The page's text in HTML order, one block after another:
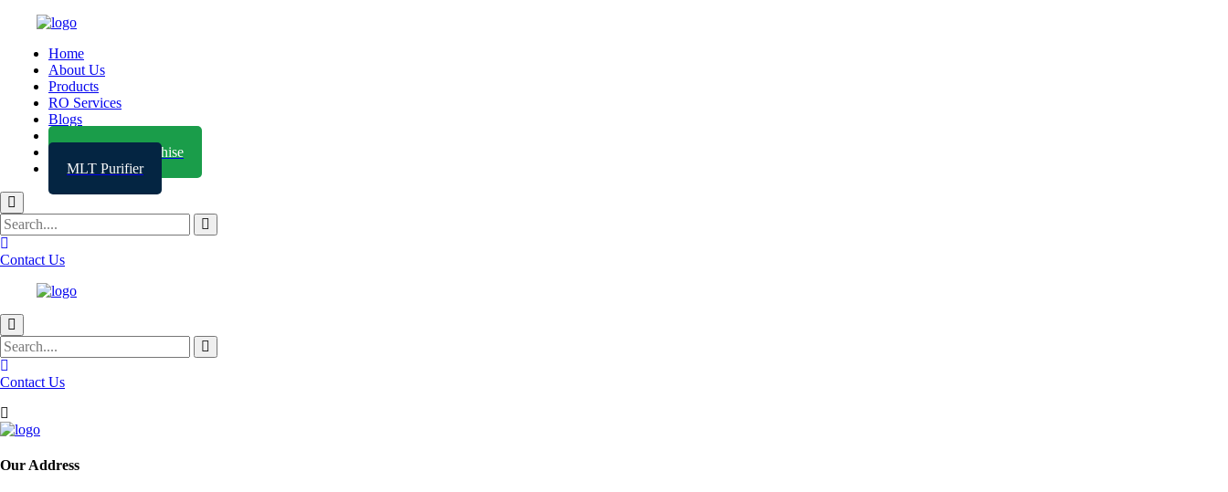
Home
About Us
Products
RO Services
Blogs
Become a Franchise
MLT Purifier
Contact Us
Contact Us
Our Address